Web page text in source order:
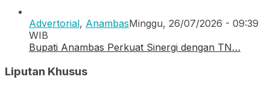
Advertorial, AnambasMinggu, 26/07/2026 - 09:39
WIB
Bupati Anambas Perkuat Sinergi dengan TN…
Liputan Khusus